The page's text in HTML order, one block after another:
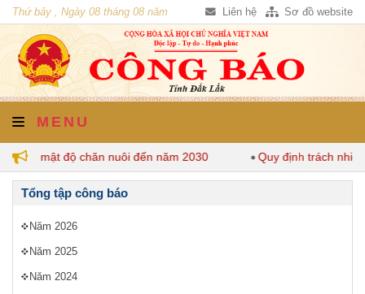
Thứ bảy , Ngày 08 tháng 08 năm
2026
Liên hệ Sơ đồ website
MENU
mật độ chăn nuôi đến năm 2030 Quy định trách
Tổng tập công báo
Năm 2026
Năm 2025
Năm 2024